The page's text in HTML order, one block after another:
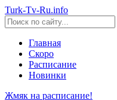
Turk-Tv-Ru.info
Главная
Скоро
Расписание
Новинки
Жмяк на расписание!